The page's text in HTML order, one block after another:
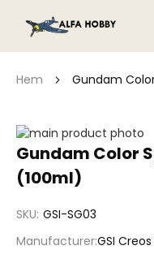
Hem Gundam
Gundam Color
(100ml)
SKU GSI-SG03
ManufacturerGSI Creos
Hoppa
till
slutet
av
Hoppa
till
början
bildgalleriet